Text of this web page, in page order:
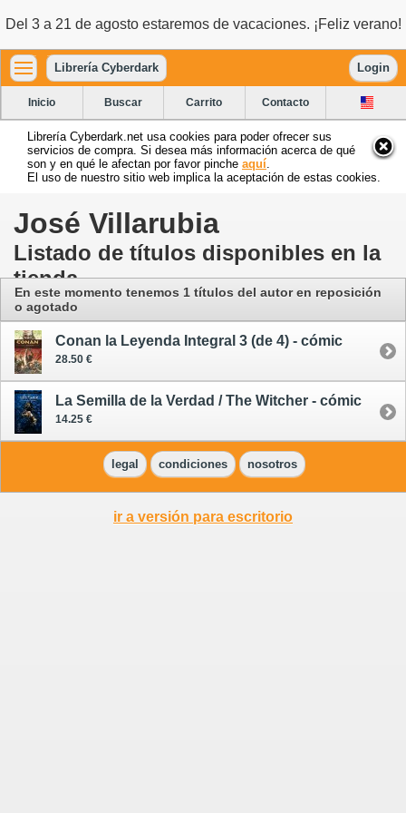
Del 3 a 21 de agosto estaremos de vacaciones. ¡Feliz verano!
Librería Cyberdark Login
Inicio Buscar Carrito Contacto
Librería Cyberdark.net usa cookies para poder ofrecer sus
servicios de compra. Si desea más información acerca de qué
son y en qué le afectan por favor pinche aquí
El uso de nuestro sitio web implica la aceptación de estas cookies.
José Villarubia
Listado de títulos disponibles en la
tienda
En este momento tenemos 1 títulos del autor en reposición
o agotado
Conan la Leyenda Integral 3 (de 4) - cómic
28.50 €
La Semilla de la Verdad / The Witcher - cómic
14.25 €
legal condiciones nosotros
ir a versión para escritorio